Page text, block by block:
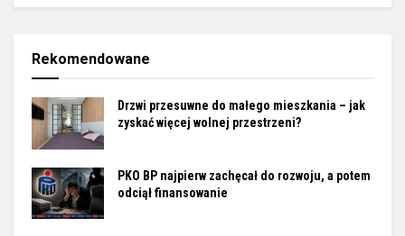
Rekomendowane
Drzwi przesuwne do małego mieszkania – jak
zyskać więcej wolnej przestrzeni?
PKO BP najpierw zachęcał do rozwoju, a potem
odciął finansowanie